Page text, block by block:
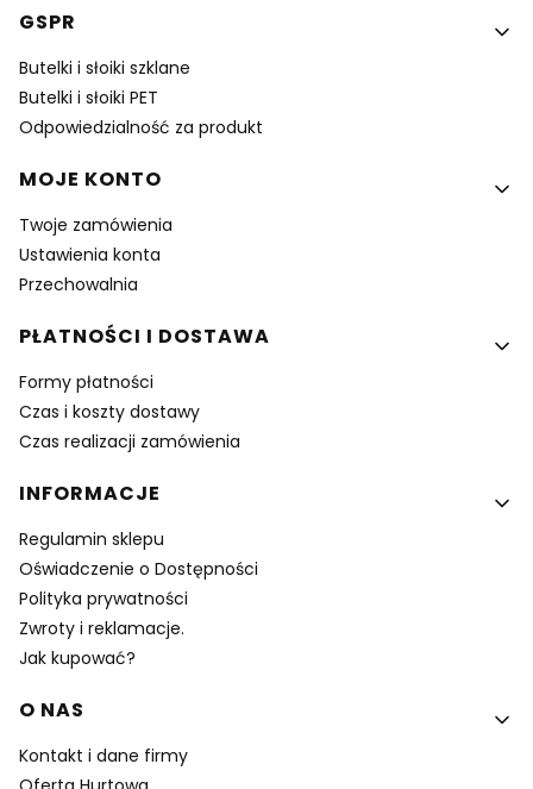
GSPR
Butelki i słoiki szklane
Butelki i słoiki PET
Odpowiedzialność za produkt
MOJE KONTO
Twoje zamówienia
Ustawienia konta
Przechowalnia
PŁATNOŚCI I DOSTAWA
Formy płatności
Czas i koszty dostawy
Czas realizacji zamówienia
INFORMACJE
Regulamin sklepu
Oświadczenie o Dostępności
Polityka prywatności
Zwroty i reklamacje.
Jak kupować?
O NAS
Kontakt i dane firmy